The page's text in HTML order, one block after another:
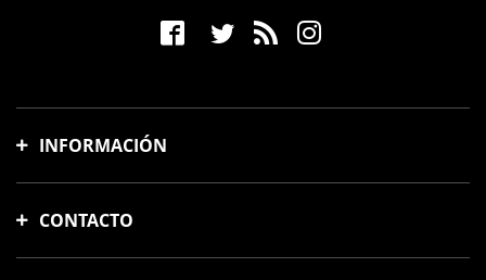
INFORMACIÓN
Formas de pago
CONTACTO